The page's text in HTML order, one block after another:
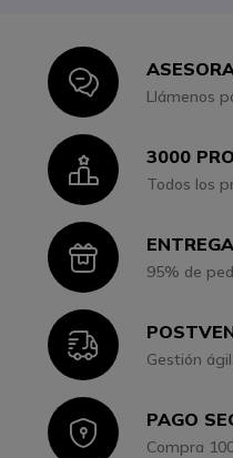
IconLlámenos
Icon3000
Todos los
Icon95% de
IconGestión
IconPAGO
Compra